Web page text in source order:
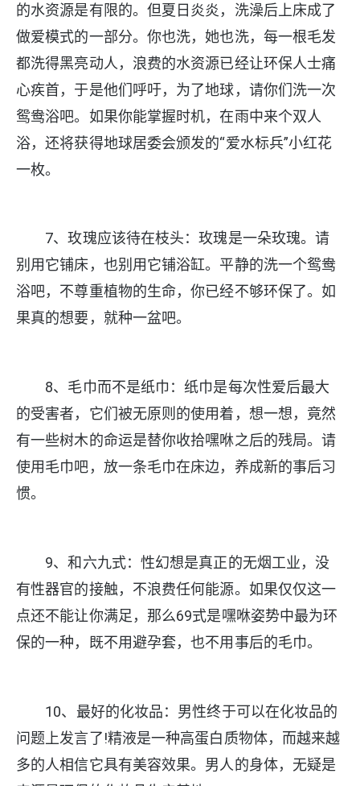
的水资源是有限的。但夏日炎炎，洗澡后上床成了
做爱模式的一部分。你也洗，她也洗，每一根毛发
都洗得黑亮动人，浪费的水资源已经让环保人士痛
心疾首，于是他们呼吁，为了地球，请你们洗一次
鸳鸯浴吧。如果你能掌握时机，在雨中来个双人
浴，还将获得地球居委会颁发的“爱水标兵”小红花
一枚。
7、玫瑰应该待在枝头：玫瑰是一朵玫瑰。请
别用它铺床，也别用它铺浴缸。平静的洗一个鸳鸯
浴吧，不尊重植物的生命，你已经不够环保了。如
果真的想要，就种一盆吧。
8、毛巾而不是纸巾：纸巾是每次性爱后最大
的受害者，它们被无原则的使用着，想一想，竟然
有一些树木的命运是替你收拾嘿咻之后的残局。请
使用毛巾吧，放一条毛巾在床边，养成新的事后习
惯。
9、和六九式：性幻想是真正的无烟工业，没
有性器官的接触，不浪费任何能源。如果仅仅这一
点还不能让你满足，那么69式是嘿咻姿势中最为环
保的一种，既不用避孕套，也不用事后的毛巾。
10、最好的化妆品：男性终于可以在化妆品的
问题上发言了!精液是一种高蛋白质物体，而越来越
多的人相信它具有美容效果。男人的身体，无疑是